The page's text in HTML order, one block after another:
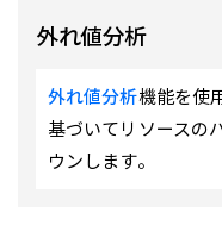
外れ値分析
外れ値分析機能を使
基づいてリソースの
ウンします。